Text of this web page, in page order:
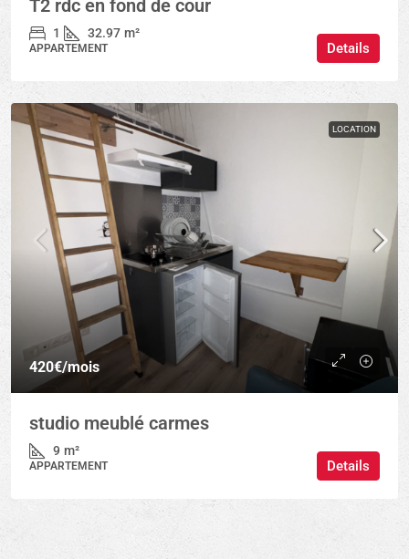
T2 rdc en fond de cour
1 32.97 m²
APPARTEMENT Details
LOCATION
420€/mois
studio meublé carmes
9 m²
APPARTEMENT Details